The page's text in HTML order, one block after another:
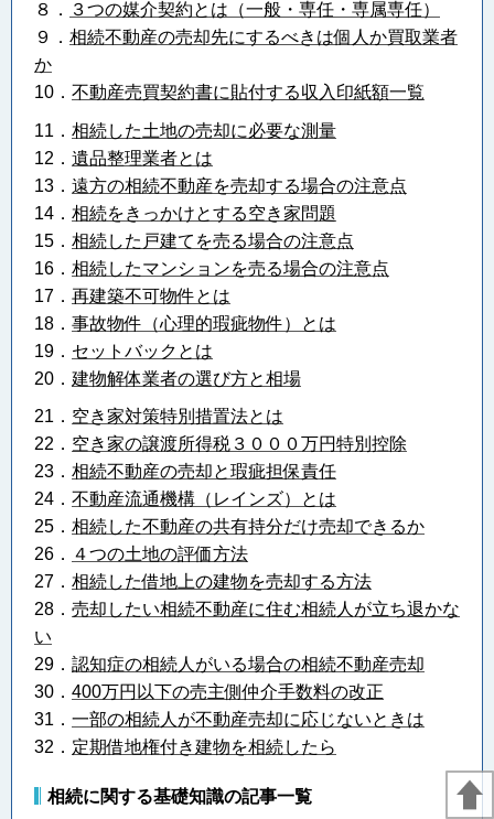
８．
３つの媒介契約とは（一般・専任・専属専任）
９． 相続不動産の売却先にするべきは個人か買取業者
か
10． 不動産売買契約書に貼付する収入印紙額一覧
11． 相続した土地の売却に必要な測量
12． 遺品整理業者とは
13． 遠方の相続不動産を売却する場合の注意点
14． 相続をきっかけとする空き家問題
15． 相続した戸建てを売る場合の注意点
16． 相続したマンションを売る場合の注意点
17． 再建築不可物件とは
18． 事故物件（心理的瑕疵物件）とは
19． セットバックとは
20． 建物解体業者の選び方と相場
21． 空き家対策特別措置法とは
22． 空き家の譲渡所得税３０００万円特別控除
23． 相続不動産の売却と瑕疵担保責任
24． 不動産流通機構（レインズ）とは
25． 相続した不動産の共有持分だけ売却できるか
26． ４つの土地の評価方法
27． 相続した借地上の建物を売却する方法
28． 売却したい相続不動産に住む相続人が立ち退かな
い
29． 認知症の相続人がいる場合の相続不動産売却
30． 400万円以下の売主側仲介手数料の改正
31． 一部の相続人が不動産売却に応じないときは
32． 定期借地権付き建物を相続したら
相続に関する基礎知識の記事一覧